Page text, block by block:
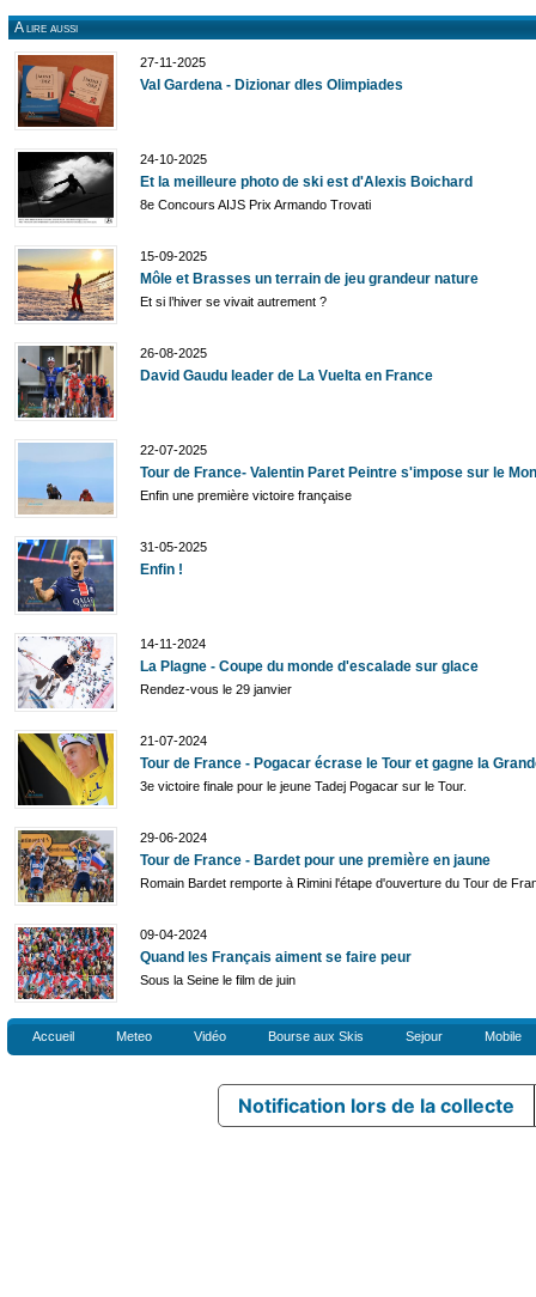
A lire aussi
27-11-2025
Val Gardena - Dizionar dles Olimpiades
24-10-2025
Et la meilleure photo de ski est d'Alexis Boichard
8e Concours AIJS Prix Armando Trovati
15-09-2025
Môle et Brasses un terrain de jeu grandeur nature
Et si l’hiver se vivait autrement ?
26-08-2025
David Gaudu leader de La Vuelta en France
22-07-2025
Tour de France- Valentin Paret Peintre s'impose sur le
Enfin une première victoire française
31-05-2025
Enfin !
14-11-2024
La Plagne - Coupe du monde d'escalade sur glace
Rendez-vous le 29 janvier
21-07-2024
Tour de France - Pogacar écrase le Tour et gagne la
3e victoire finale pour le jeune Tadej Pogacar sur le Tour.
29-06-2024
Tour de France - Bardet pour une première en jaune
Romain Bardet remporte à Rimini l'étape d'ouverture du Tour de
09-04-2024
Quand les Français aiment se faire peur
Sous la Seine le film de juin
Accueil Meteo Vidéo Bourse aux Skis Sejour Mobile
Notification lors de la collecte